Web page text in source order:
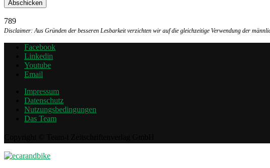
789
Disclaimer: Aus Gründen der besseren Lesbarkeit verzichten wir auf die gleichzeitige Verwendung der
Facebook
Linkedin
Youtube
Email
Impressum
Datenschutz
Nutzungsbedingungen
Das Team